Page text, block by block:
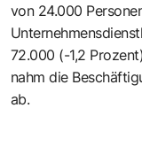
von 24.000
72.000 (-1,2
nahm die
ab.